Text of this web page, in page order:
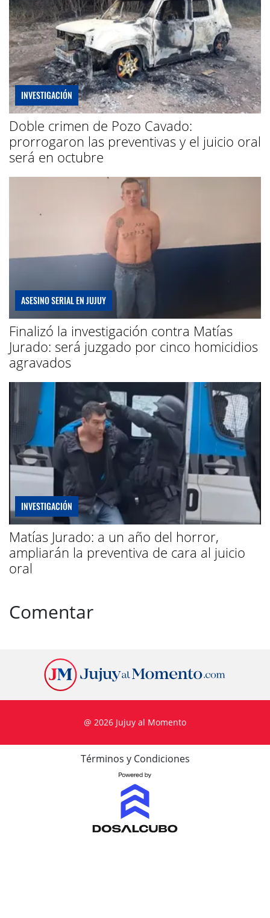
INVESTIGACIÓN
Doble crimen de Pozo Cavado:
prorrogaron las preventivas y el juicio oral
será en octubre
ASESINO SERIAL EN JUJUY
Finalizó la investigación contra Matías
Jurado: será juzgado por cinco homicidios
agravados
INVESTIGACIÓN
Matías Jurado: a un año del horror,
ampliarán la preventiva de cara al juicio
oral
Comentar
@ 2026 Jujuy al Momento
Términos y Condiciones